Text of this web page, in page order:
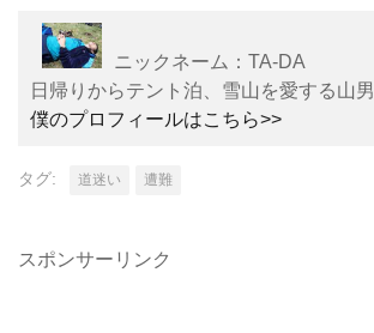
ニックネーム：TA-DA
日帰りからテント泊、雪山を愛する山男
僕のプロフィールはこちら>>
タグ: 道迷い 遭難
スポンサーリンク